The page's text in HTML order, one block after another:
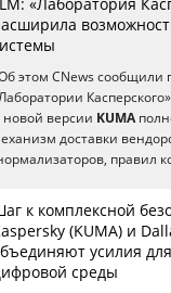
этом CNews сообщили
новой версии KUMA
доставки
правил
к комплексной
(KUMA) и
усилия
среды